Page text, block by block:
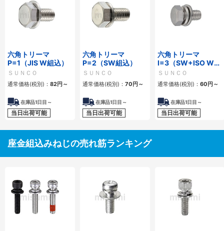
六角トリーマ
P=1（JIS W組込）
ＳＵＮＣＯ
通常価格(税別)： 82円 ～
在庫品1日目～
当日出荷可能
六角トリーマ
P=2（SW組込）
ＳＵＮＣＯ
通常価格(税別)： 70 円 ～
在庫品1日目～
当日出荷可能
六角トリーマ
I=3（SW+ISO W組
込）
ＳＵＮＣＯ
通常価格(税別)： 60 円 ～
在庫品1日目～
当日出荷可能
座金組込みねじの売れ筋ランキング